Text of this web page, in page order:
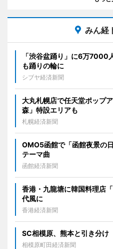
みん経
「渋谷盆踊り」に6万
も踊りの輪に
シブヤ経済新聞
大丸札幌店で任天堂ポップ
森」特設エリアも
札幌経済新聞
OMO5函館で「函館夜景の
テーマ曲
函館経済新聞
香港・九龍塘に韓国料理店
代風に
香港経済新聞
SC相模原、熊本と引き分
相模原町田経済新聞